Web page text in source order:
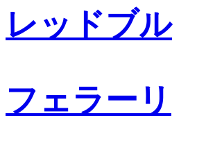
レッドブル
フェラーリ